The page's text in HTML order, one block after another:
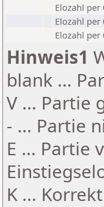
Elozahl per
Elozahl per
Elozahl per
Hinweis1
blank ...
V ... Partie
- ... Partie
E ... Partie
K ...